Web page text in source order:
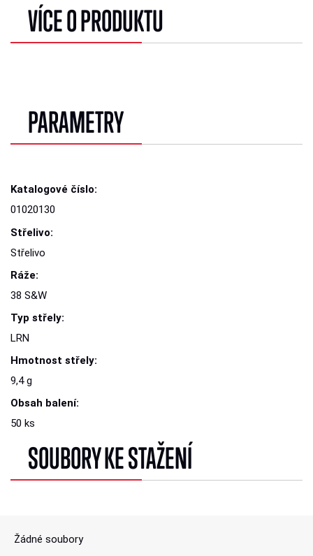
VÍCE O PRODUKTU
PARAMETRY
Katalogové číslo:
01020130
Střelivo:
Střelivo
Ráže:
38 S&W
Typ střely:
LRN
Hmotnost střely:
9,4 g
Obsah balení:
50 ks
SOUBORY KE STAŽENÍ
Žádné soubory